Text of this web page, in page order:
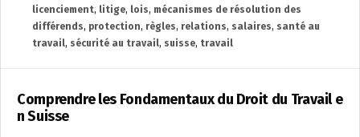
licenciement, litige, lois, mécanismes de résolution des
différends, protection, règles, relations, salaires, santé au
travail, sécurité au travail, suisse, travail
Comprendre les Fondamentaux du Droit du Travail e
n Suisse